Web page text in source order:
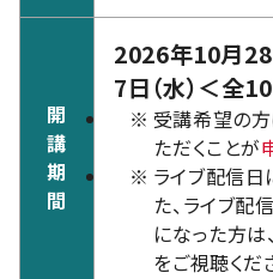
開
講
期
間
2026年10月28
7日（水）＜全
※ 受講希望の
ただくことが
※ ライブ配信日
た、ライブ
になった方は
をご視聴くだ